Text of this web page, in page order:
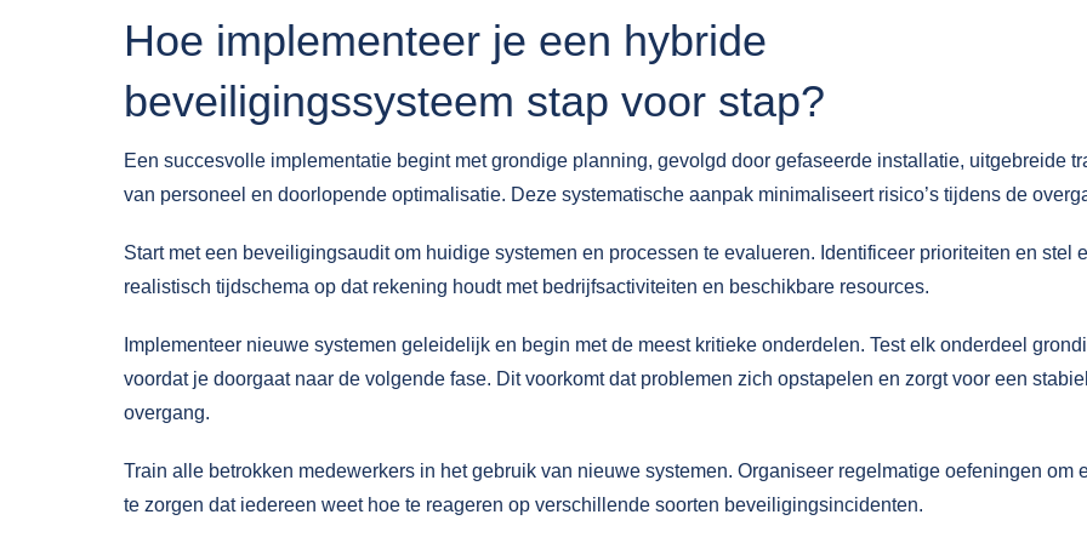
Hoe implementeer je een hybride
beveiligingssysteem stap voor stap?
Een succesvolle implementatie begint met grondige planning, gevolgd door gefaseerde installatie, uitgebreide
van personeel en doorlopende optimalisatie. Deze systematische aanpak minimaliseert risico’s tijdens de
Start met een beveiligingsauditom huidige systemen en processen te evalueren. Identificeer prioriteiten en stel
realistisch tijdschema op dat rekening houdt met bedrijfsactiviteiten en beschikbare resources.
Implementeer nieuwe systemen geleidelijk en begin met de meest kritieke onderdelen. Test elk onderdeel
voordat je doorgaat naar de volgende fase. Dit voorkomt dat problemen zich opstapelen en zorgt voor een
overgang.
Train alle betrokken medewerkers in het gebruik van nieuwe systemen. Organiseer regelmatige oefeningen om
te zorgen dat iedereen weet hoe te reageren op verschillende soorten beveiligingsincidenten.